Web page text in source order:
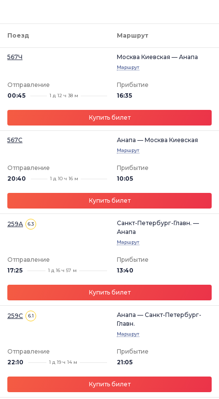
Поезд Маршрут
567Ч Москва Киевская — Анапа
Маршрут
Отправление
00:45
1 д 12 ч 38 м
Прибытие
16:35
Купить билет
567С Анапа — Москва Киевская
Маршрут
Отправление
20:40
1 д 10 ч 16 м
Прибытие
10:05
Купить билет
259А 6.3
Санкт-Петербург-Главн. —
Анапа
Маршрут
Отправление
17:25
1 д 16 ч 57 м
Прибытие
13:40
Купить билет
259С 6.1
Анапа — Санкт-Петербург-
Главн.
Маршрут
Отправление
22:10
1 д 19 ч 14 м
Прибытие
21:05
Купить билет